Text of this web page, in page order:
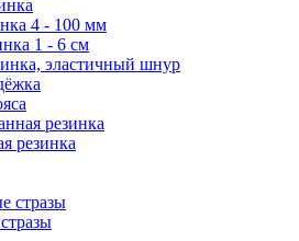
4 - 100 мм
1 - 6 см
эластичный шнур
резинка
резинка
стразы